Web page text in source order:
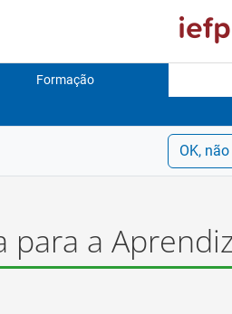
Formação
OK,
para a